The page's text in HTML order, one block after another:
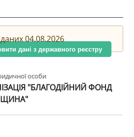
04.08.2026
дані з державного реєстру
особи
"БЛАГОДІЙНИЙ ФОНД